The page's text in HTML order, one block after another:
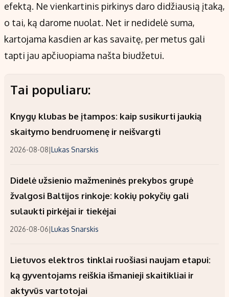
efektą. Ne vienkartinis pirkinys daro didžiausią įtaką,
o tai, ką darome nuolat. Net ir nedidelė suma,
kartojama kasdien ar kas savaitę, per metus gali
tapti jau apčiuopiama našta biudžetui.
Tai populiaru:
Knygų klubas be įtampos: kaip susikurti jaukią
skaitymo bendruomenę ir neišvargti
2026-08-08|Lukas Snarskis
Didelė užsienio mažmeninės prekybos grupė
žvalgosi Baltijos rinkoje: kokių pokyčių gali
sulaukti pirkėjai ir tiekėjai
2026-08-06|Lukas Snarskis
Lietuvos elektros tinklai ruošiasi naujam etapui:
ką gyventojams reiškia išmanieji skaitikliai ir
aktyvūs vartotojai